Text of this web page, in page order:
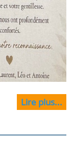
Lire plus...